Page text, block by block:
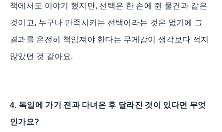
책에서도 이야기 했지만, 선택은 한 손에 쥔 물건과 같은
것이고, 누구나 만족시키는 선택이라는 것은 없기에 그
결과를 온전히 책임져야 한다는 무게감이 생각보다 적지
않았던 것 같아요.
4. 독일에 가기 전과 다녀온 후 달라진 것이 있다면 무엇
인가요?